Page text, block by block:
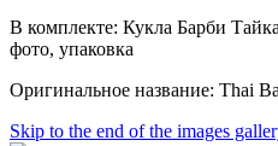
В комплекте: Кукла Барби
фото, упаковка
Оригинальное название: Thai
Skip to the end of the images